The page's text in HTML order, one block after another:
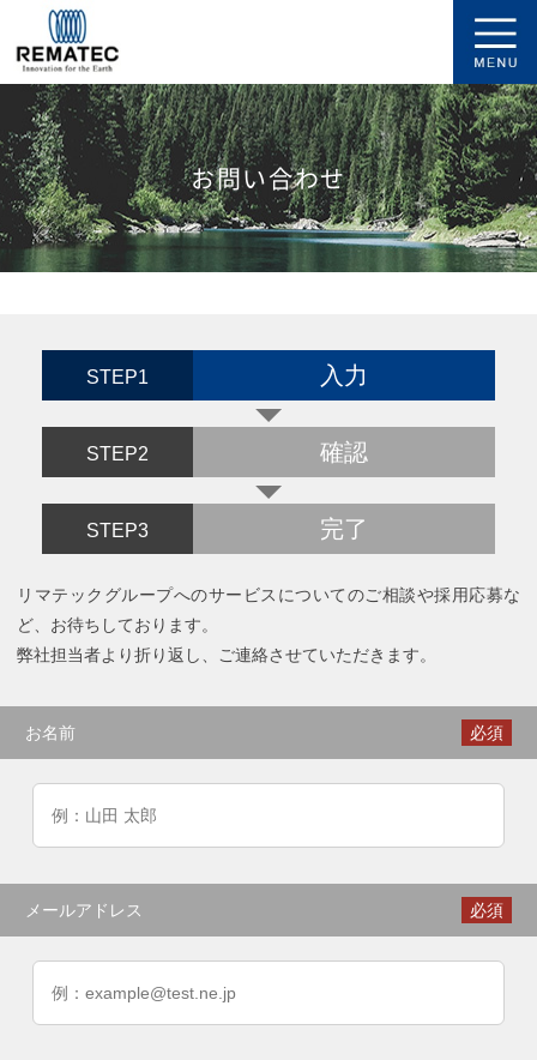
お問い合わせ
STEP1 入力
STEP2 確認
STEP3 完了
リマテックグループへのサービスについてのご相談や採用応募な
ど、お待ちしております。
弊社担当者より折り返し、ご連絡させていただきます。
お名前 必須
メールアドレス 必須